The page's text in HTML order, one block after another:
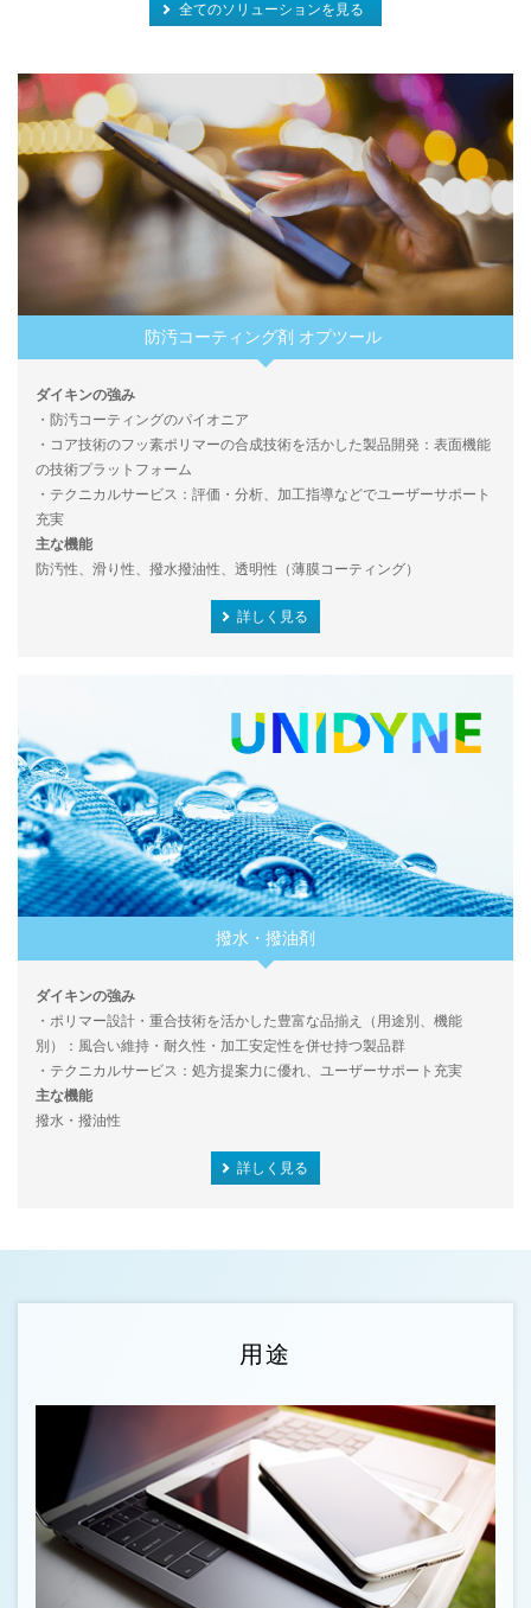
全てのソリューションを見る
防汚コーティング剤 オプツール
ダイキンの強み
・防汚コーティングのパイオニア
・コア技術のフッ素ポリマーの合成技術を活かした製品開発：表面機能
の技術プラットフォーム
・テクニカルサービス：評価・分析、加工指導などでユーザーサポート
充実
主な機能
防汚性、滑り性、撥水撥油性、透明性（薄膜コーティング）
詳しく見る
撥水・撥油剤
ダイキンの強み
・ポリマー設計・重合技術を活かした豊富な品揃え（用途別、機能
別）：風合い維持・耐久性・加工安定性を併せ持つ製品群
・テクニカルサービス：処方提案力に優れ、ユーザーサポート充実
主な機能
撥水・撥油性
詳しく見る
用途